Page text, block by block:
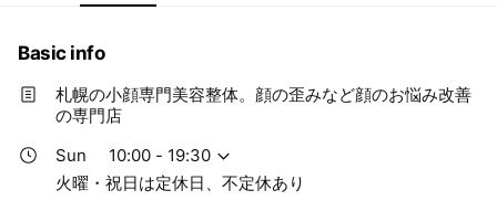
Basic info
札幌の小顔専門美容整体。顔の歪みなど顔のお悩み改善
の専門店
Sun
10:00 - 19:30
火曜・祝日は定休日、不定休あり